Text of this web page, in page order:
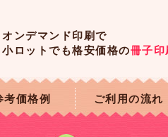
オンデマンド印刷で
小ロットでも格安価格の冊子
考価格例 ご利用の流れ